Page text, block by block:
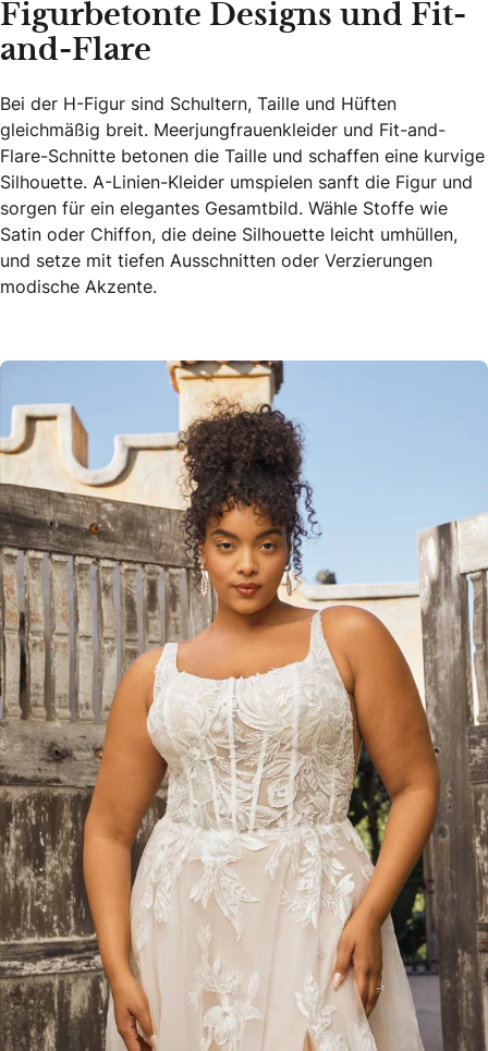
Figurbetonte Designs und Fit-
and-Flare
Bei der H-Figur sind Schultern, Taille und Hüften
gleichmäßig breit. Meerjungfrauenkleider und Fit-and-
Flare-Schnitte betonen die Taille und schaffen eine kurvige
Silhouette. A-Linien-Kleider umspielen sanft die Figur und
sorgen für ein elegantes Gesamtbild. Wähle Stoffe wie
Satin oder Chiffon, die deine Silhouette leicht umhüllen,
und setze mit tiefen Ausschnitten oder Verzierungen
modische Akzente.